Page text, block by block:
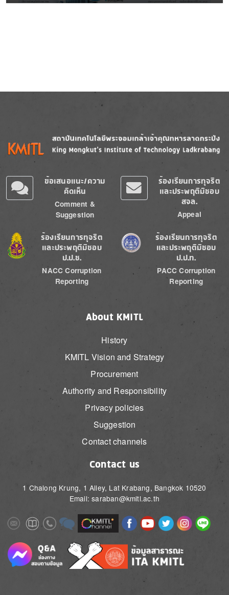
Image
ข้อเสนอแนะ/ความ
คิดเห็น
Comment &
Suggestion
ร้องเรียนการทุจริต
และประพฤติมิชอบ
สจล.
Appeal
Image
ร้องเรียนการทุจริต
และประพฤติมิชอบ
ป.ป.ช.
NACC Corruption
Reporting
Image
ร้องเรียนการทุจริต
และประพฤติมิชอบ
ป.ป.ท.
PACC Corruption
Reporting
About KMITL
History
KMITL Vision and Strategy
Procurement
Authority and Responsibility
Privacy policies
Suggestion
Contact channels
Contact us
1 Chalong Krung, 1 Alley, Lat Krabang, Bangkok 10520
Email: saraban@kmitl.ac.th
ImageImageImageImage Image ImageImageImageImageImage
Image Image